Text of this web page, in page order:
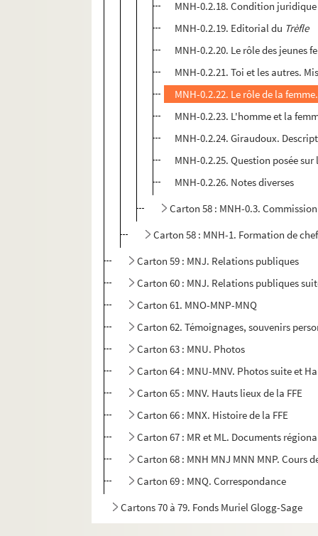
MNH-0.2.18. Condition
MNH-0.2.19. Editorial du Trèfle
MNH-0.2.20. Le rôle des jeunes
MNH-0.2.21. Toi et les autres.
MNH-0.2.22. Le rôle de la
MNH-0.2.23. L'homme et la
MNH-0.2.24. Giraudoux.
MNH-0.2.25. Question posée
MNH-0.2.26. Notes diverses
Carton 58 : MNH-0.3.
Carton 58 : MNH-1. Formation de
Carton 59 : MNJ. Relations publiques
Carton 60 : MNJ. Relations publiques
Carton 61. MNO-MNP-MNQ
Carton 62. Témoignages, souvenirs
Carton 63 : MNU. Photos
Carton 64 : MNU-MNV. Photos suite et
Carton 65 : MNV. Hauts lieux de la FFE
Carton 66 : MNX. Histoire de la FFE
Carton 67 : MR et ML. Documents
Carton 68 : MNH MNJ MNN MNP.
Carton 69 : MNQ. Correspondance
Cartons 70 à 79. Fonds Muriel Glogg-Sage